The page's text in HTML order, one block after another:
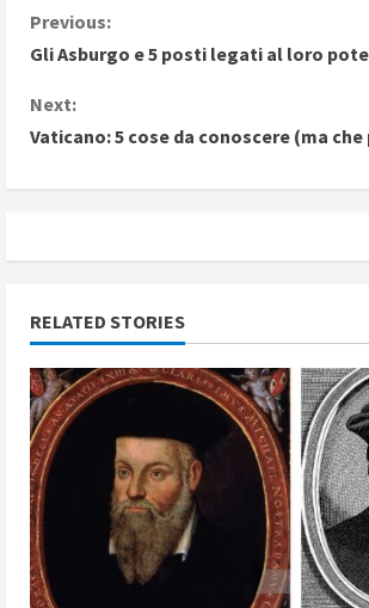
C
n
t
u
e
R
e
a
d
Previous:
Gli Asburgo e 5 posti legati al loro
Next:
Vaticano: 5 cose da conoscere (ma
RELATED STORIES